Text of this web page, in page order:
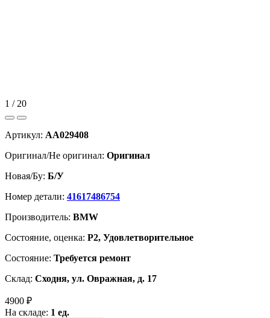
1 / 20
Артикул: AA029408
Оригинал/Не оригинал: Оригинал
Новая/Бу: Б/У
Номер детали: 41617486754
Производитель: BMW
Cостояние, оценка: Р2, Удовлетворительное
Состояние: Требуется ремонт
Склад: Сходня, ул. Овражная, д. 17
4900 ₽
На складе: 1 ед.